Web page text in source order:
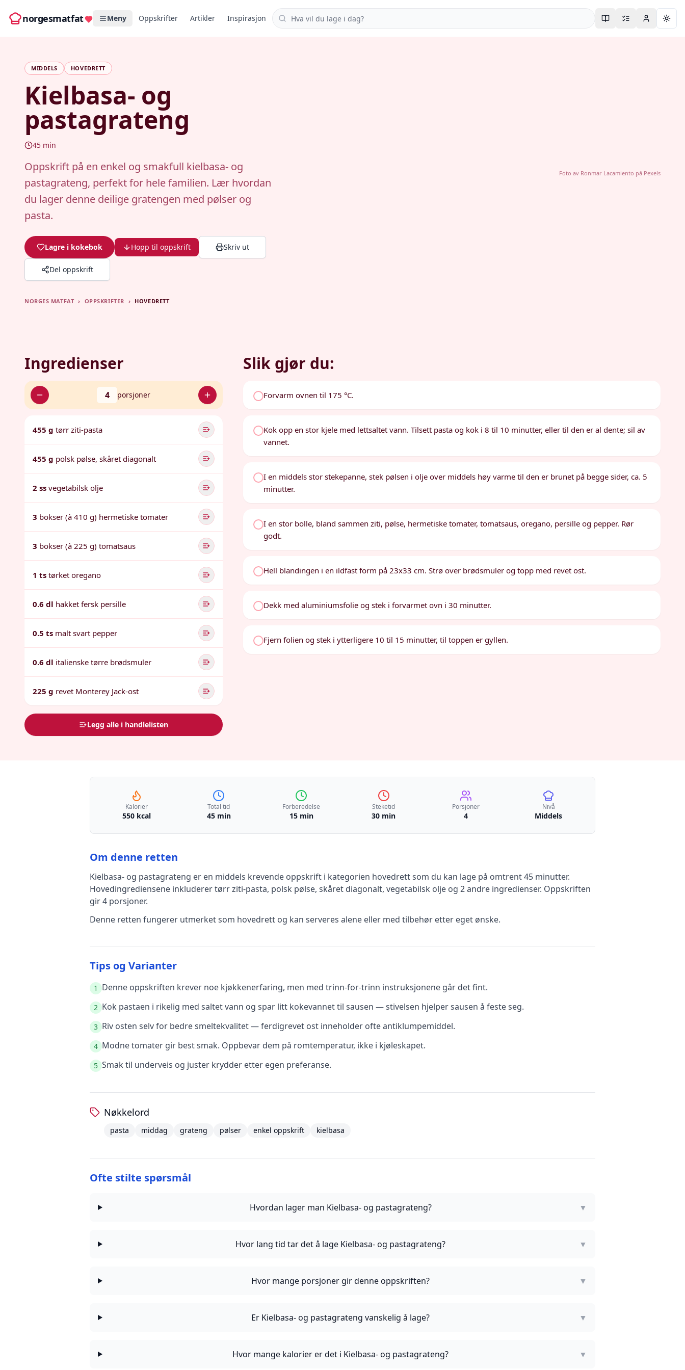
norgesmatfat Meny Oppskrifter Artikler Inspirasjon Søk i oppskrifter
MIDDELS HOVEDRETT
Kielbasa- og
pastagrateng
45 min
Oppskrift på en enkel og smakfull kielbasa- og
pastagrateng, perfekt for hele familien. Lær hvordan
du lager denne deilige gratengen med pølser og
pasta.
Lagre i kokebok Hopp til oppskrift Skriv ut
Del oppskrift
Foto av Ronmar Lacamiento på Pexels
NORGES MATFAT › OPPSKRIFTER › HOVEDRETT
Ingredienser
4 porsjoner
455 g tørr ziti-pasta
455 g polsk pølse, skåret diagonalt
2 ss vegetabilsk olje
3 bokser (à 410 g) hermetiske tomater
3 bokser (à 225 g) tomatsaus
1 ts tørket oregano
0.6 dl hakket fersk persille
0.5 ts malt svart pepper
0.6 dl italienske tørre brødsmuler
225 g revet Monterey Jack-ost
Legg alle i handlelisten
Slik gjør du:
Forvarm ovnen til 175 °C.
Kok opp en stor kjele med lettsaltet vann. Tilsett pasta og kok i 8 til 10 minutter, eller til den er al dente; sil av
vannet.
I en middels stor stekepanne, stek pølsen i olje over middels høy varme til den er brunet på begge sider, ca. 5
minutter.
I en stor bolle, bland sammen ziti, pølse, hermetiske tomater, tomatsaus, oregano, persille og pepper. Rør
godt.
Hell blandingen i en ildfast form på 23x33 cm. Strø over brødsmuler og topp med revet ost.
Dekk med aluminiumsfolie og stek i forvarmet ovn i 30 minutter.
Fjern folien og stek i ytterligere 10 til 15 minutter, til toppen er gyllen.
Kalorier
550 kcal
Total tid
45 min
Forberedelse
15 min
Steketid
30 min
Porsjoner
4
Nivå
Middels
Om denne retten
Kielbasa- og pastagrateng er en middels krevende oppskrift i kategorien hovedrettsom du kan lage på omtrent 45 minutter.
Hovedingrediensene inkluderertørr ziti-pasta, polsk pølse, skåret diagonalt, vegetabilsk olje og 2 andre ingredienser. Oppskriften
gir4 porsjoner.
Denne retten fungerer utmerket som hovedrett og kan serveres alene eller med tilbehør etter eget ønske.
Tips og Varianter
1 Denne oppskriften krever noe kjøkkenerfaring, men med trinn-for-trinn instruksjonene går det fint.
2 Kok pastaen i rikelig med saltet vann og spar litt kokevannet til sausen — stivelsen hjelper sausen å feste seg.
3 Riv osten selv for bedre smeltekvalitet — ferdigrevet ost inneholder ofte antiklumpemiddel.
4 Modne tomater gir best smak. Oppbevar dem på romtemperatur, ikke i kjøleskapet.
5 Smak til underveis og juster krydder etter egen preferanse.
Nøkkelord
pasta middag grateng pølser enkel oppskrift kielbasa
Ofte stilte spørsmål
Hvordan lager man Kielbasa- og pastagrateng? ▼
Hvor lang tid tar det å lage Kielbasa- og pastagrateng? ▼
Hvor mange porsjoner gir denne oppskriften? ▼
Er Kielbasa- og pastagrateng vanskelig å lage? ▼
Hvor mange kalorier er det i Kielbasa- og pastagrateng? ▼